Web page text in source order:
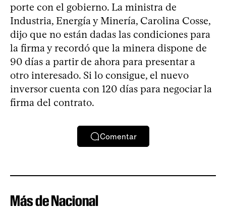
porte con el gobierno. La ministra de
Industria, Energía y Minería, Carolina Cosse,
dijo que no están dadas las condiciones para
la firma y recordó que la minera dispone de
90 días a partir de ahora para presentar a
otro interesado. Si lo consigue, el nuevo
inversor cuenta con 120 días para negociar la
firma del contrato.
Comentar
Más de Nacional